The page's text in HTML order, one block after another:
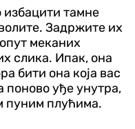
тамне
Задржите их
меканих
слика. Ипак, она
бити она која вас
поново уђе унутра,
пуним плућима.